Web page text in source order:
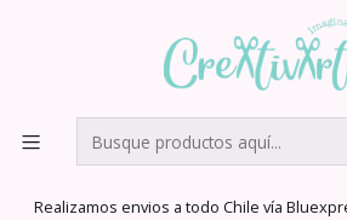
Realizamos envios a todo Chile vía